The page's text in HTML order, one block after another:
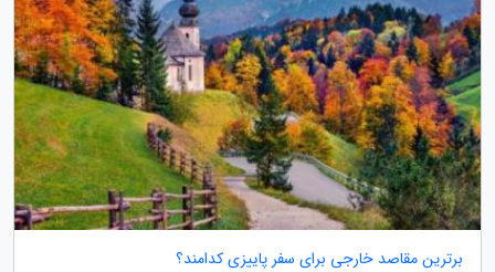
برترین مقاصد خارجی برای سفر پاییزی کدامند؟